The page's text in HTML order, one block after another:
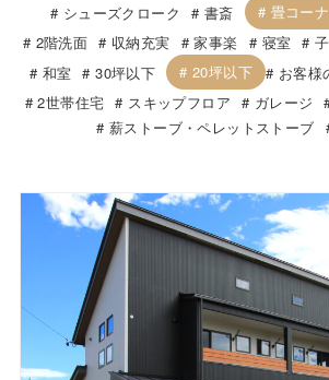
シューズクローク
書斎 畳コー
2階洗面
収納充実 家事楽 寝室
和室
30坪以下 20坪以下 お客様
2世帯住宅
スキップフロア ガレージ
薪ストーブ・ペレットストーブ